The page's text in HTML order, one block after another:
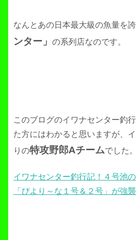
なんとあの日本最大級の魚量を
ンター」 の系列店なのです。
このブログのイワナセンター釣
た方にはわかると思いますが、
りの特攻野郎Aチームでした。
イワナセンター釣行記！４号池
「ぴより～な１号＆２号」が強襲